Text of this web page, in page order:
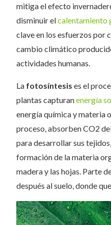
mitiga el efecto
disminuir elcalentamiento
clave en los esfuerzos por
cambio climático
actividades humanas.
La fotosíntesis es el
plantas capturanenergía
energía química y materia
proceso, absorben CO2
para desarrollar sus
formación de la materia
madera y las hojas. Parte
después al suelo, donde